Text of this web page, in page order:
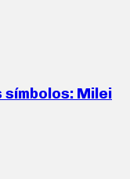
símbolos: Milei